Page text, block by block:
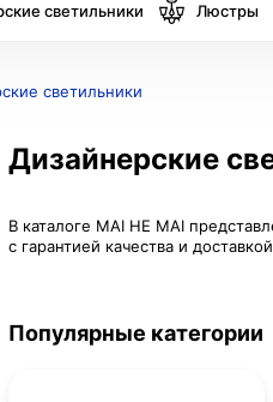
светильники Люстры
светильники
Дизайнерские
В каталоге MAI HE MAI
с гарантией качества и
Популярные категории